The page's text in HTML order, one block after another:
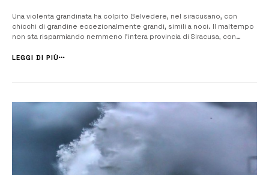
Una violenta grandinata ha colpito Belvedere, nel siracusano, con
chicchi di grandine eccezionalmente grandi, simili a noci. Il maltempo
non sta risparmiando nemmeno l’intera provincia di Siracusa, con
essendo accompagnato da vento forte, il fenomeno sta creando
LEGGI DI PIÙ